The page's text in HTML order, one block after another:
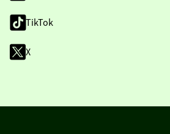
TikTok
X